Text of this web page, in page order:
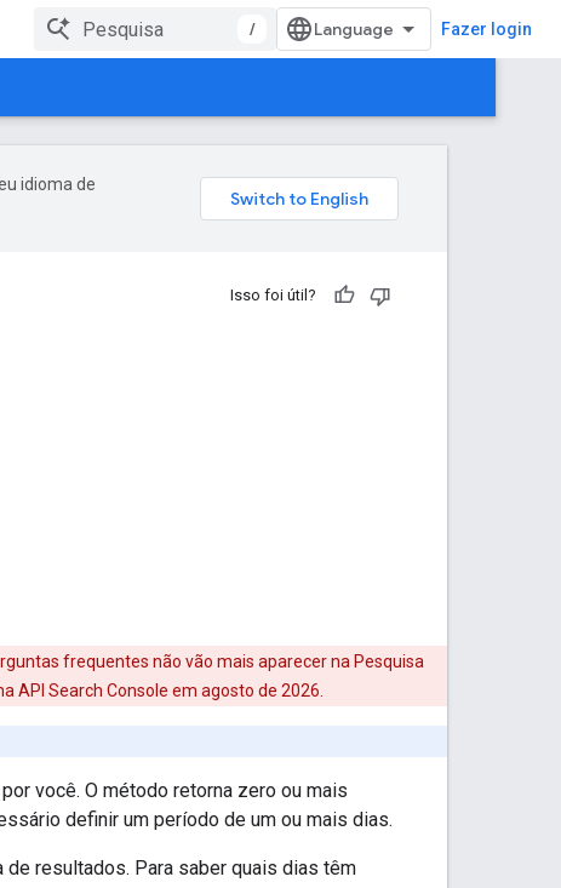
/ Fazer login
idioma de
Isso foi útil?
frequentes não vão mais aparecer na Pesquisa
API Search Console em agosto de 2026.
você. O método retorna zero ou mais
definir um período de um ou mais dias.
de resultados. Para saber quais dias têm